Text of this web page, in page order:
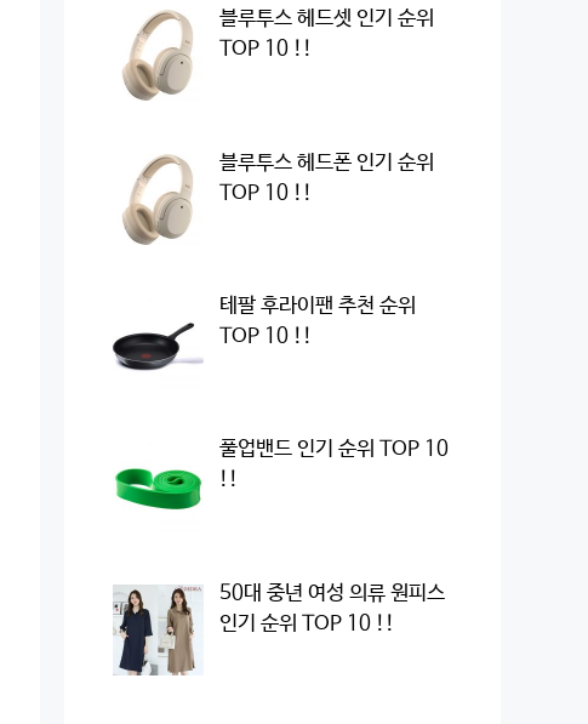
블루투스 헤드셋 인기 순위
TOP 10 !!
블루투스 헤드폰 인기 순위
TOP 10 !!
테팔 후라이팬 추천 순위
TOP 10 !!
풀업밴드 인기 순위 TOP 10
!!
50대 중년 여성 의류 원피스
인기 순위 TOP 10 !!